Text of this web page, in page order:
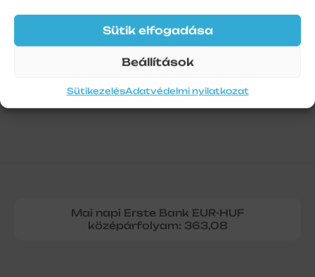
Sütik elfogadása
Beállítások
SütikezelésAdatvédelmi nyilatkozat
Mai napi Erste Bank EUR-HUF
középárfolyam: 363,08